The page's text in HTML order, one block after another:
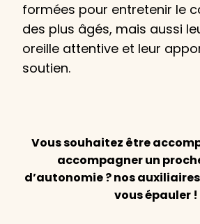
formées pour entretenir le
des plus âgés, mais aussi
oreille attentive et leur
soutien.
Vous souhaitez être
accompagner un
d’autonomie ? nos
vous épauler !